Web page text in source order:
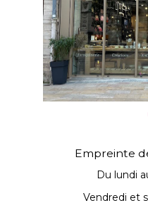
Empreinte
Du lundi
Vendredi et